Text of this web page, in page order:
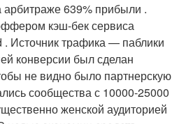
арбитраже 639% прибыли .
кэш-бек сервиса
. Источник трафика — паблики
конверсии был сделан
не видно было партнерскую
сообщества с 10000-25000
женской аудиторией